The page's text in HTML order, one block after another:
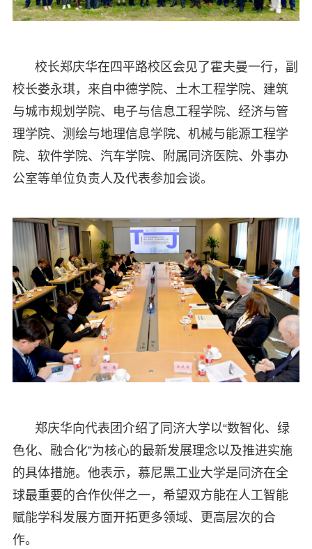
校长郑庆华在四平路校区会见了霍夫曼一行，副
校长娄永琪，来自中德学院、土木工程学院、建筑
与城市规划学院、电子与信息工程学院、经济与管
理学院、测绘与地理信息学院、机械与能源工程学
院、软件学院、汽车学院、附属同济医院、外事办
公室等单位负责人及代表参加会谈。
郑庆华向代表团介绍了同济大学以“数智化、绿
色化、融合化”为核心的最新发展理念以及推进实施
的具体措施。他表示，慕尼黑工业大学是同济在全
球最重要的合作伙伴之一，希望双方能在人工智能
赋能学科发展方面开拓更多领域、更高层次的合
作。